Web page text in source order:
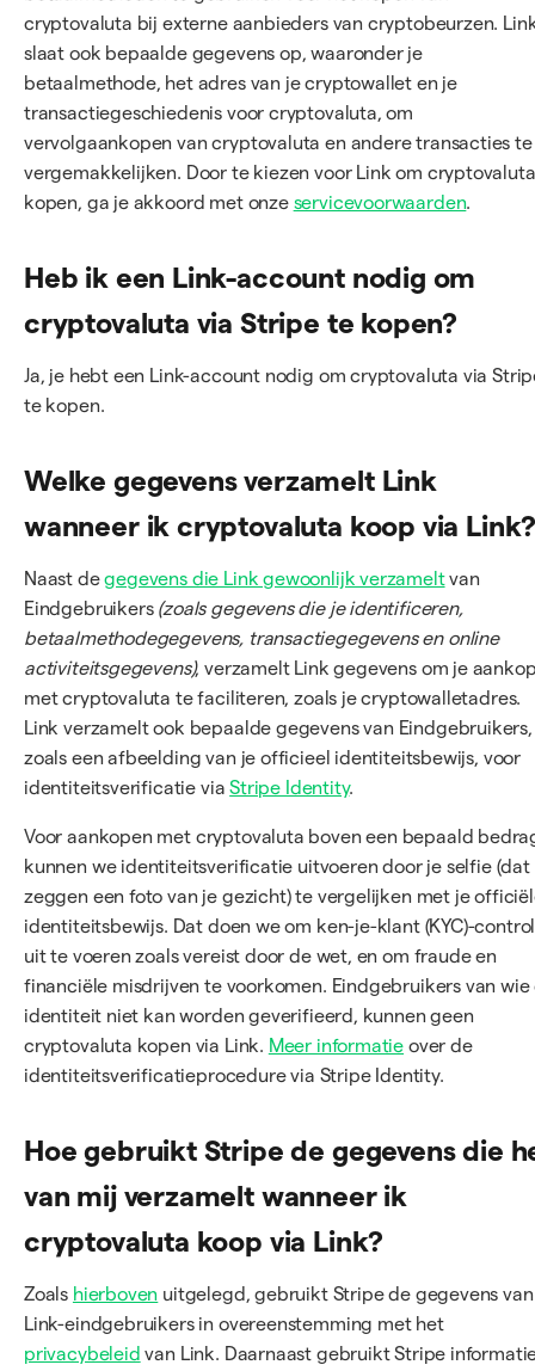
cryptovaluta bij externe aanbieders van cryptobeurzen.
slaat ook bepaalde gegevens op, waaronder je
betaalmethode, het adres van je cryptowallet en je
transactiegeschiedenis voor cryptovaluta, om
vervolgaankopen van cryptovaluta en andere transacties te
vergemakkelijken. Door te kiezen voor Link om
kopen, ga je akkoord met onze servicevoorwaarden.
Heb ik een Link-account nodig om
cryptovaluta via Stripe te kopen?
Ja, je hebt een Link-account nodig om cryptovaluta via
te kopen.
Welke gegevens verzamelt Link
wanneer ik cryptovaluta koop via
Naast degegevens die Link gewoonlijk verzameltvan
Eindgebruikers (zoals gegevens die je identificeren,
betaalmethodegegevens, transactiegegevens en online
activiteitsgegevens), verzamelt Link gegevens om je
met cryptovaluta te faciliteren, zoals je cryptowalletadres.
Link verzamelt ook bepaalde gegevens van Eindgebruikers,
zoals een afbeelding van je officieel identiteitsbewijs, voor
identiteitsverificatie viaStripe Identity.
Voor aankopen met cryptovaluta boven een bepaald
kunnen we identiteitsverificatie uitvoeren door je selfie (dat
zeggen een foto van je gezicht) te vergelijken met je
identiteitsbewijs. Dat doen we om ken-je-klant (KYC)-
uit te voeren zoals vereist door de wet, en om fraude en
financiële misdrijven te voorkomen. Eindgebruikers van wie
identiteit niet kan worden geverifieerd, kunnen geen
cryptovaluta kopen via Link. Meer informatie over de
identiteitsverificatieprocedure via Stripe Identity.
Hoe gebruikt Stripe de gegevens die
van mij verzamelt wanneer ik
cryptovaluta koop via Link?
Zoals hierboven uitgelegd, gebruikt Stripe de gegevens van
Link-eindgebruikers in overeenstemming met het
privacybeleid van Link. Daarnaast gebruikt Stripe